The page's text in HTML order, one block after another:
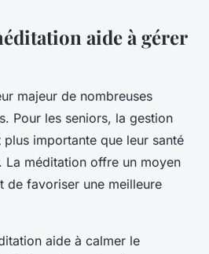
aide à gérer
majeur de nombreuses
Pour les seniors, la gestion
plus importante que leur santé
La méditation offre un moyen
de favoriser une meilleure
aide à calmer le